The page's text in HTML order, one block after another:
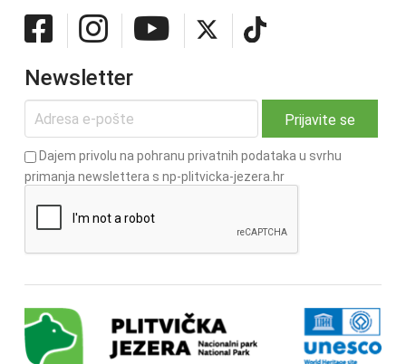
Newsletter
Dajem privolu na pohranu privatnih podataka u svrhu
primanja newslettera s np-plitvicka-jezera.hr